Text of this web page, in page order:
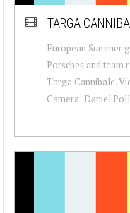
TARGA
European Summer
Porsches and team
Targa Cannibale.
Camera: Daniel